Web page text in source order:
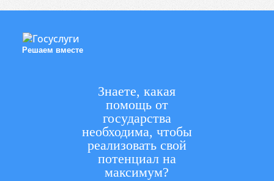
Решаем вместе
Знаете, какая
помощь от
государства
необходима, чтобы
реализовать свой
потенциал на
максимум?